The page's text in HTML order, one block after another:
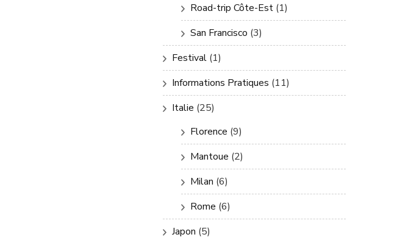
Road-trip Côte-Est (1)
San Francisco (3)
Festival (1)
Informations Pratiques (11)
Italie (25)
Florence (9)
Mantoue (2)
Milan (6)
Rome (6)
Japon (5)